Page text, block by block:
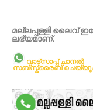
മല്ലപ്പള്ളി ലൈവ്
ലഭ്യമാണ്‌.
വാട്സാപ്പ് ചാനൽ
സബ്സ്ക്രൈബ്